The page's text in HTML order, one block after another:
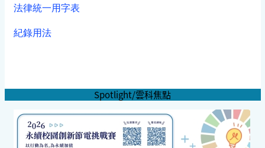
法律統一用字表
紀錄用法
Spotlight/雲科焦點